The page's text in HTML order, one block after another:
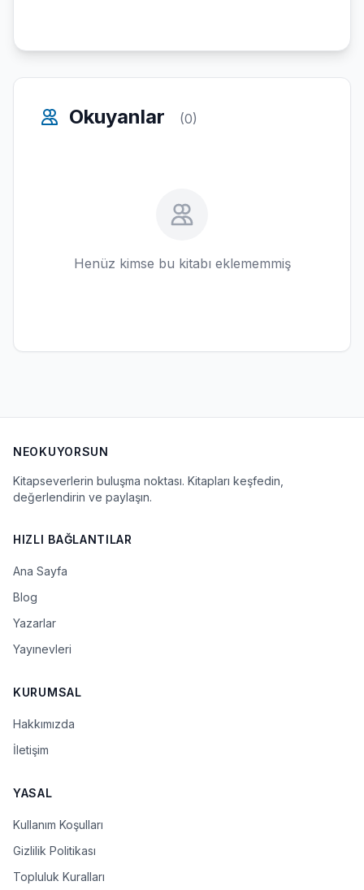
Okuyanlar (0)
Henüz kimse bu kitabı eklememmiş
NEOKUYORSUN
Kitapseverlerin buluşma noktası. Kitapları keşfedin,
değerlendirin ve paylaşın.
HIZLI BAĞLANTILAR
Ana Sayfa
Blog
Yazarlar
Yayınevleri
KURUMSAL
Hakkımızda
İletişim
YASAL
Kullanım Koşulları
Gizlilik Politikası
Topluluk Kuralları